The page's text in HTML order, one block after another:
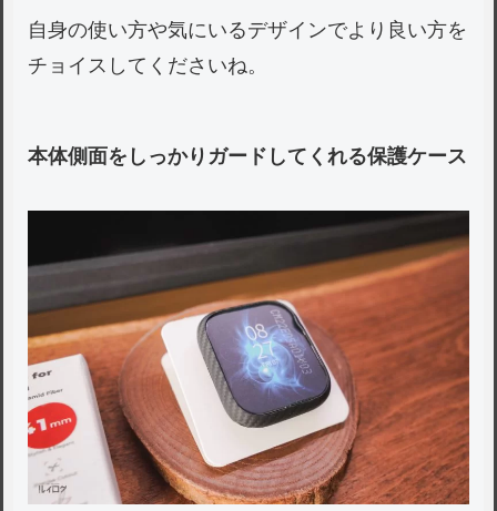
自身の使い方や気にいるデザインでより良い方を
チョイスしてくださいね。
本体側面をしっかりガードしてくれる保護ケース